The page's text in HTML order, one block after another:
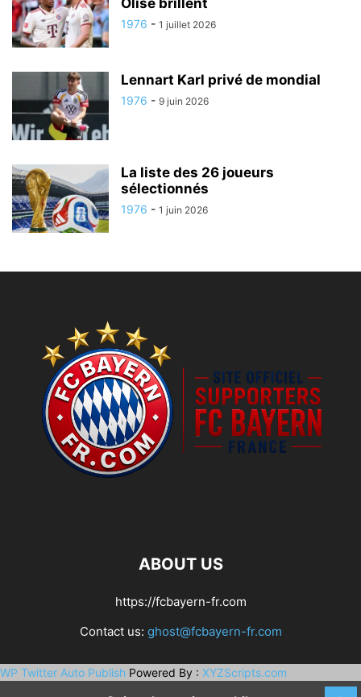
1976 - 1 juillet 2026
Lennart Karl privé de mondial
1976 - 9 juin 2026
La liste des 26 joueurs
sélectionnés
1976 - 1 juin 2026
ABOUT US
https://fcbayern-fr.com
Contact us: ghost@fcbayern-fr.com
WP Twitter Auto Publish Powered By : XYZScripts.com